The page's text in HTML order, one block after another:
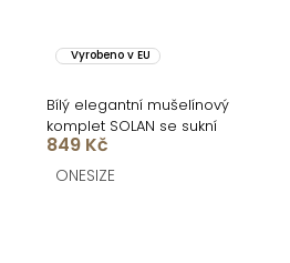
Vyrobeno v EU
Bílý elegantní mušelínový
komplet SOLAN se sukní
849 Kč
ONESIZE